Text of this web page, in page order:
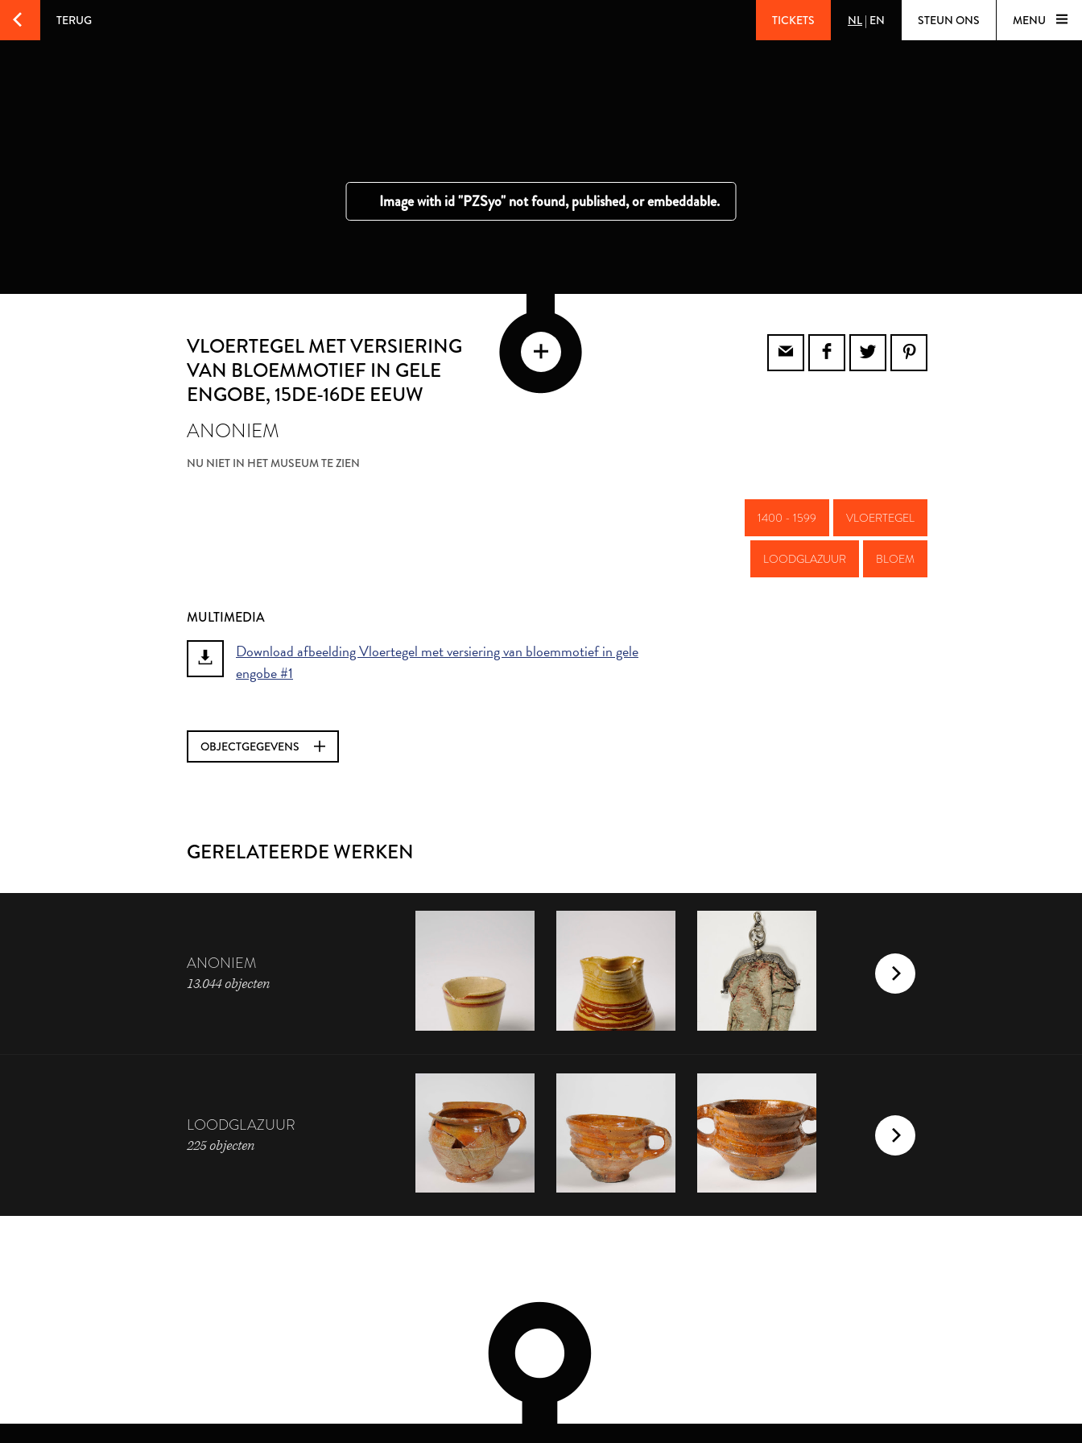
TERUG TICKETS NL | EN STEUN ONS MENU
VLOERTEGEL MET VERSIERING
VAN BLOEMMOTIEF IN GELE
ENGOBE, 15DE-16DE EEUW
ANONIEM
NU NIET IN HET MUSEUM TE ZIEN
1400 - 1599 VLOERTEGEL
LOODGLAZUUR BLOEM
MULTIMEDIA
Download afbeelding Vloertegel met versiering van bloemmotief in gele
engobe #1
OBJECTGEGEVENS
GERELATEERDE WERKEN
ANONIEM
13.044 objecten
LOODGLAZUUR
225 objecten